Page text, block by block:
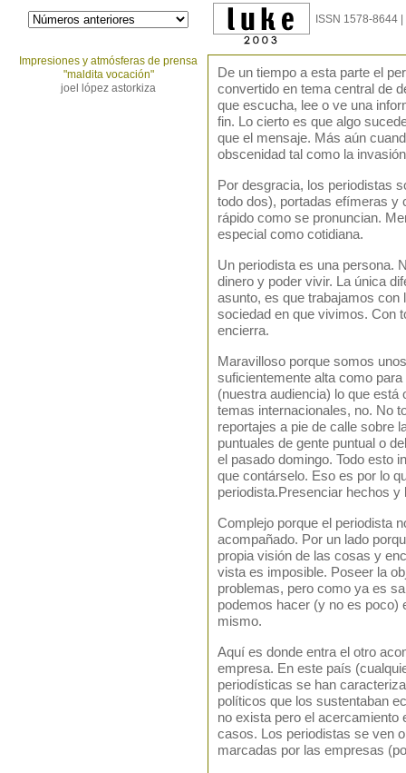
ISSN 1578-8644 |
Impresiones y atmósferas de prensa
"maldita vocación"
joel lópez astorkiza
De un tiempo a esta parte el
convertido en tema central de
que escucha, lee o ve una
fin. Lo cierto es que algo
que el mensaje. Más aún
obscenidad tal como la
Por desgracia, los periodistas
todo dos), portadas efímeras y
rápido como se pronuncian.
especial como cotidiana.
Un periodista es una persona.
dinero y poder vivir. La única
asunto, es que trabajamos con
sociedad en que vivimos. Con
encierra.
Maravilloso porque somos
suficientemente alta como
(nuestra audiencia) lo que está
temas internacionales, no. No
reportajes a pie de calle sobre
puntuales de gente puntual o
el pasado domingo. Todo esto
que contárselo. Eso es por lo
periodista.Presenciar hechos
Complejo porque el periodista
acompañado. Por un lado
propia visión de las cosas y
vista es imposible. Poseer la
problemas, pero como ya es
podemos hacer (y no es poco)
mismo.
Aquí es donde entra el otro
empresa. En este país
periodísticas se han
políticos que los sustentaban
no exista pero el acercamiento
casos. Los periodistas se ven
marcadas por las empresas